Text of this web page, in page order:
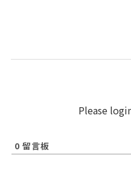
Please
0 留言板